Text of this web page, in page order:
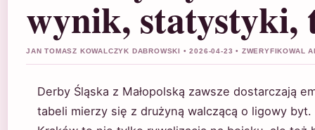
wynik, statystyki,
JAN TOMASZ KOWALCZYK DABROWSKI • 2026-04-23 • ZWERYFIKOWAL
Derby Śląska z Małopolską zawsze dostarczają
tabeli mierzy się z drużyną walczącą o ligowy byt.